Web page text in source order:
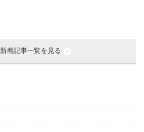
新着記事一覧を見る